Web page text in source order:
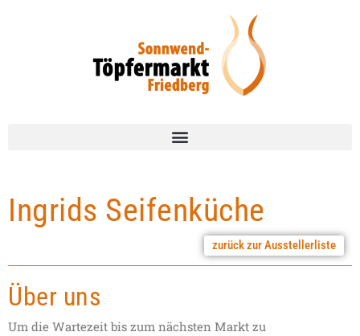
Ingrids Seifenküche
zurück zur Ausstellerliste
Über uns
Um die Wartezeit bis zum nächsten Markt zu